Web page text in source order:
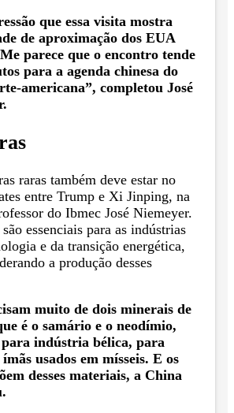
que essa visita mostra
de aproximação dos EUA
parece que o encontro tende
para a agenda chinesa do
americana”, completou José
raras também deve estar no
entre Trump e Xi Jinping, na
do Ibmec José Niemeyer.
essenciais para as indústrias
e da transição energética,
a produção desses
muito de dois minerais de
é o samário e o neodímio,
indústria bélica, para
usados em mísseis. E os
desses materiais, a China